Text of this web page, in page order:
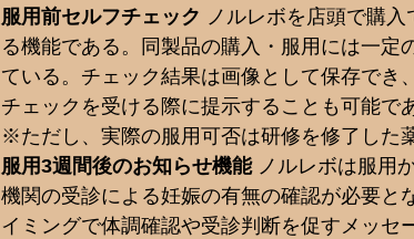
服用前セルフチェック ノルレボを店頭で購
る機能である。同製品の購入・服用には一定
ている。チェック結果は画像として保存で
チェックを受ける際に提示することも可能で
※ただし、実際の服用可否は研修を修了した
服用3週間後のお知らせ機能 ノルレボは服用
機関の受診による妊娠の有無の確認が必要と
イミングで体調確認や受診判断を促すメッセ